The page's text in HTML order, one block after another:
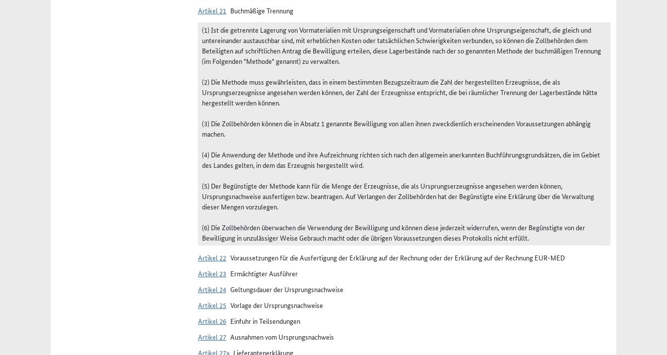
Artikel 21 Buchmäßige Trennung
(1) Ist die getrennte Lagerung von Vormaterialien mit Ursprungseigenschaft und Vormaterialien ohne Ursprungseigenschaft, die gleich und
untereinander austauschbar sind, mit erheblichen Kosten oder tatsächlichen Schwierigkeiten verbunden, so können die Zollbehörden dem
Beteiligten auf schriftlichen Antrag die Bewilligung erteilen, diese Lagerbestände nach der so genannten Methode der buchmäßigen Trennung
(im Folgenden "Methode" genannt) zu verwalten.
(2) Die Methode muss gewährleisten, dass in einem bestimmten Bezugszeitraum die Zahl der hergestellten Erzeugnisse, die als
Ursprungserzeugnisse angesehen werden können, der Zahl der Erzeugnisse entspricht, die bei räumlicher Trennung der Lagerbestände hätte
hergestellt werden können.
(3) Die Zollbehörden können die in Absatz 1 genannte Bewilligung von allen ihnen zweckdienlich erscheinenden Voraussetzungen abhängig
machen.
(4) Die Anwendung der Methode und ihre Aufzeichnung richten sich nach den allgemein anerkannten Buchführungsgrundsätzen, die im Gebiet
des Landes gelten, in dem das Erzeugnis hergestellt wird.
(5) Der Begünstigte der Methode kann für die Menge der Erzeugnisse, die als Ursprungserzeugnisse angesehen werden können,
Ursprungsnachweise ausfertigen bzw. beantragen. Auf Verlangen der Zollbehörden hat der Begünstigte eine Erklärung über die Verwaltung
dieser Mengen vorzulegen.
(6) Die Zollbehörden überwachen die Verwendung der Bewilligung und können diese jederzeit widerrufen, wenn der Begünstigte von der
Bewilligung in unzulässiger Weise Gebrauch macht oder die übrigen Voraussetzungen dieses Protokolls nicht erfüllt.
Artikel 22 Voraussetzungen für die Ausfertigung der Erklärung auf der Rechnung oder der Erklärung auf der Rechnung EUR-MED
Artikel 23 Ermächtigter Ausführer
Artikel 24 Geltungsdauer der Ursprungsnachweise
Artikel 25 Vorlage der Ursprungsnachweise
Artikel 26 Einfuhr in Teilsendungen
Artikel 27 Ausnahmen vom Ursprungsnachweis
Artikel 27a Lieferantenerklärung